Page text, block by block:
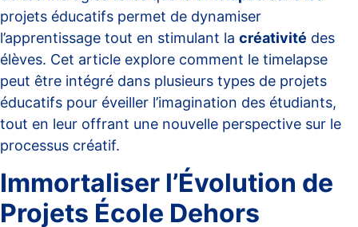
projets éducatifs permet de dynamiser
l’apprentissage tout en stimulant la créativité des
élèves. Cet article explore comment le timelapse
peut être intégré dans plusieurs types de projets
éducatifs pour éveiller l’imagination des étudiants,
tout en leur offrant une nouvelle perspective sur le
processus créatif.
Immortaliser l’Évolution de
Projets École Dehors